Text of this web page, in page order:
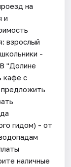
на
и
взрослый
-
"Долине
кафе с
гидом) - от
наличные